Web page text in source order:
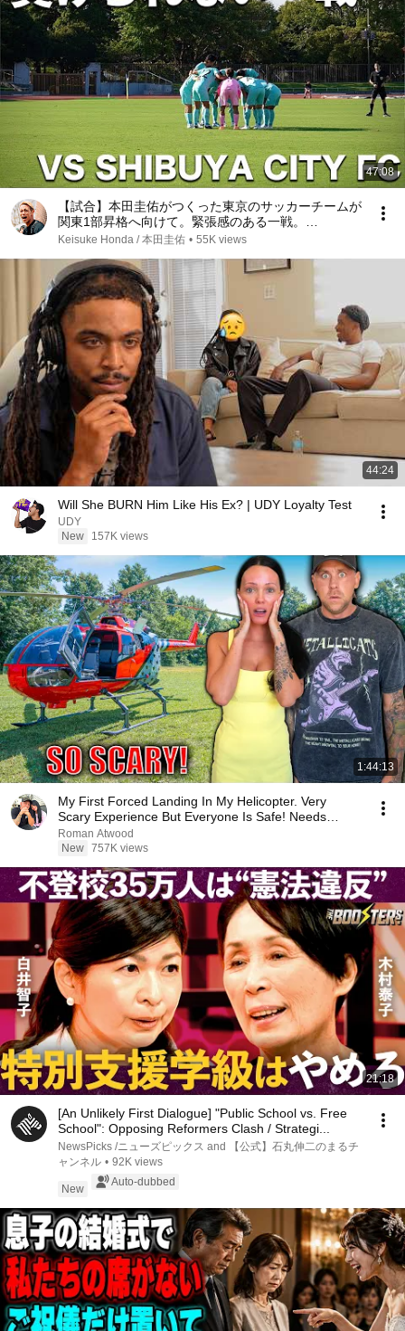
47:08
【試合】本田圭佑がつくった東京のサッカーチームが
関東1部昇格へ向けて。緊張感のある一戦。
【SHIBUYA CITY FC】
Keisuke Honda / 本田圭佑 • 55K views
44:24
Will She BURN Him Like His Ex? | UDY Loyalty Test
UDY
New
157K views
1:44:13
My First Forced Landing In My Helicopter. Very
Scary Experience But Everyone Is Safe! Needs
FIxed!
Roman Atwood
New 757K views
21:18
[An Unlikely First Dialogue] "Public School vs. Free
School": Opposing Reformers Clash / Strategi...
NewsPicks /ニューズピックス and 【公式】石丸伸二のまるチ
ャンネル • 92K views
New
Auto-dubbed